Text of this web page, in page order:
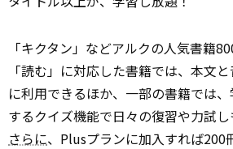
「キクタン」などアルクの人気書籍
「読む」に対応した書籍では、本文
に利用できるほか、一部の書籍では
するクイズ機能で日々の復習や力試し
さらに、Plusプランに加入すれば200